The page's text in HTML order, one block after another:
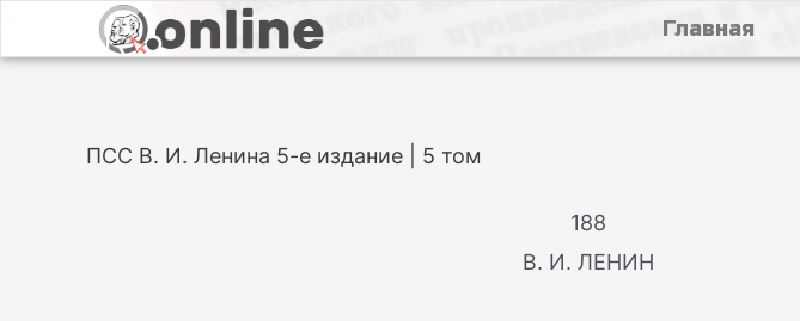
Главная
ПСС В. И. Ленина 5-е издание | 5 том
188
В. И. ЛЕНИН